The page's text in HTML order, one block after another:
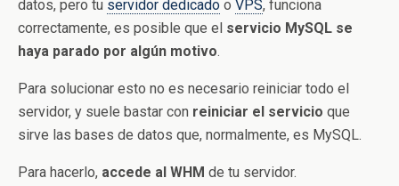
datos, pero tu servidor dedicado o VPS, funciona
correctamente, es posible que el servicio MySQL se
haya parado por algún motivo.
Para solucionar esto no es necesario reiniciar todo el
servidor, y suele bastar con reiniciar el servicio que
sirve las bases de datos que, normalmente, es MySQL.
Para hacerlo, accede al WHM de tu servidor.